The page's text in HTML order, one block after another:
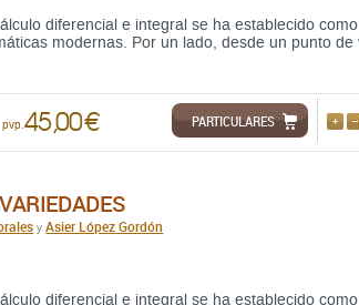
diferencial e integral se ha establecido
modernas. Por un lado, desde un punto de
pvp.45,00 € PARTICULARES
yAsier López Gordón
diferencial e integral se ha establecido